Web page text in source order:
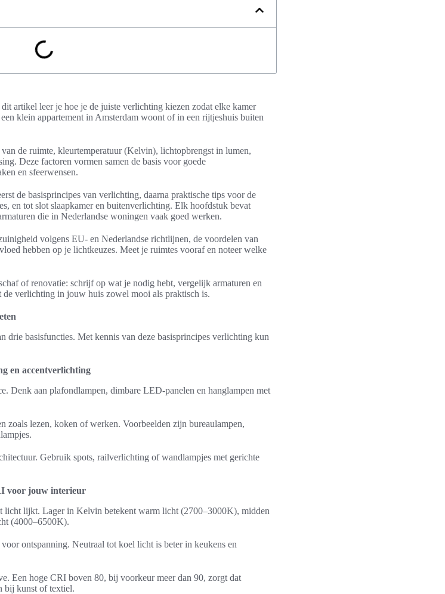
artikel leer je hoe je de juiste verlichting kiezen zodat elke kamer
klein appartement in Amsterdam woont of in een rijtjeshuis buiten
de ruimte, kleurtemperatuur (Kelvin), lichtopbrengst in lumen,
Deze factoren vormen samen de basis voor goede
en sfeerwensen.
de basisprincipes van verlichting, daarna praktische tips voor de
en tot slot slaapkamer en buitenverlichting. Elk hoofdstuk bevat
die in Nederlandse woningen vaak goed werken.
volgens EU- en Nederlandse richtlijnen, de voordelen van
hebben op je lichtkeuzes. Meet je ruimtes vooraf en noteer welke
of renovatie: schrijf op wat je nodig hebt, vergelijk armaturen en
verlichting in jouw huis zowel mooi als praktisch is.
drie basisfuncties. Met kennis van deze basisprincipes verlichting kun
en accentverlichting
Denk aan plafondlampen, dimbare LED-panelen en hanglampen met
zoals lezen, koken of werken. Voorbeelden zijn bureaulampen,
Gebruik spots, railverlichting of wandlampjes met gerichte
voor jouw interieur
licht lijkt. Lager in Kelvin betekent warm licht (2700–3000K), midden
(4000–6500K).
ontspanning. Neutraal tot koel licht is beter in keukens en
Een hoge CRI boven 80, bij voorkeur meer dan 90, zorgt dat
bij kunst of textiel.